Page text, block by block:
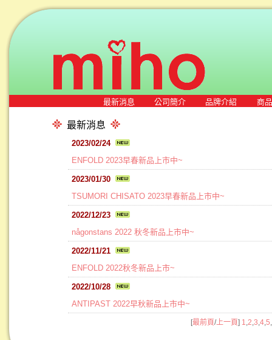
最新消息 公司簡介 品牌介紹 商
最新消息
2023/02/24
ENFOLD 2023早春新品上市中~
2023/01/30
TSUMORI CHISATO 2023早春新品上市中~
2022/12/23
någonstans 2022 秋冬新品上市中~
2022/11/21
ENFOLD 2022秋冬新品上市~
2022/10/28
ANTIPAST 2022早秋新品上市中~
[最前頁/上一頁] 1 2 3 4 5